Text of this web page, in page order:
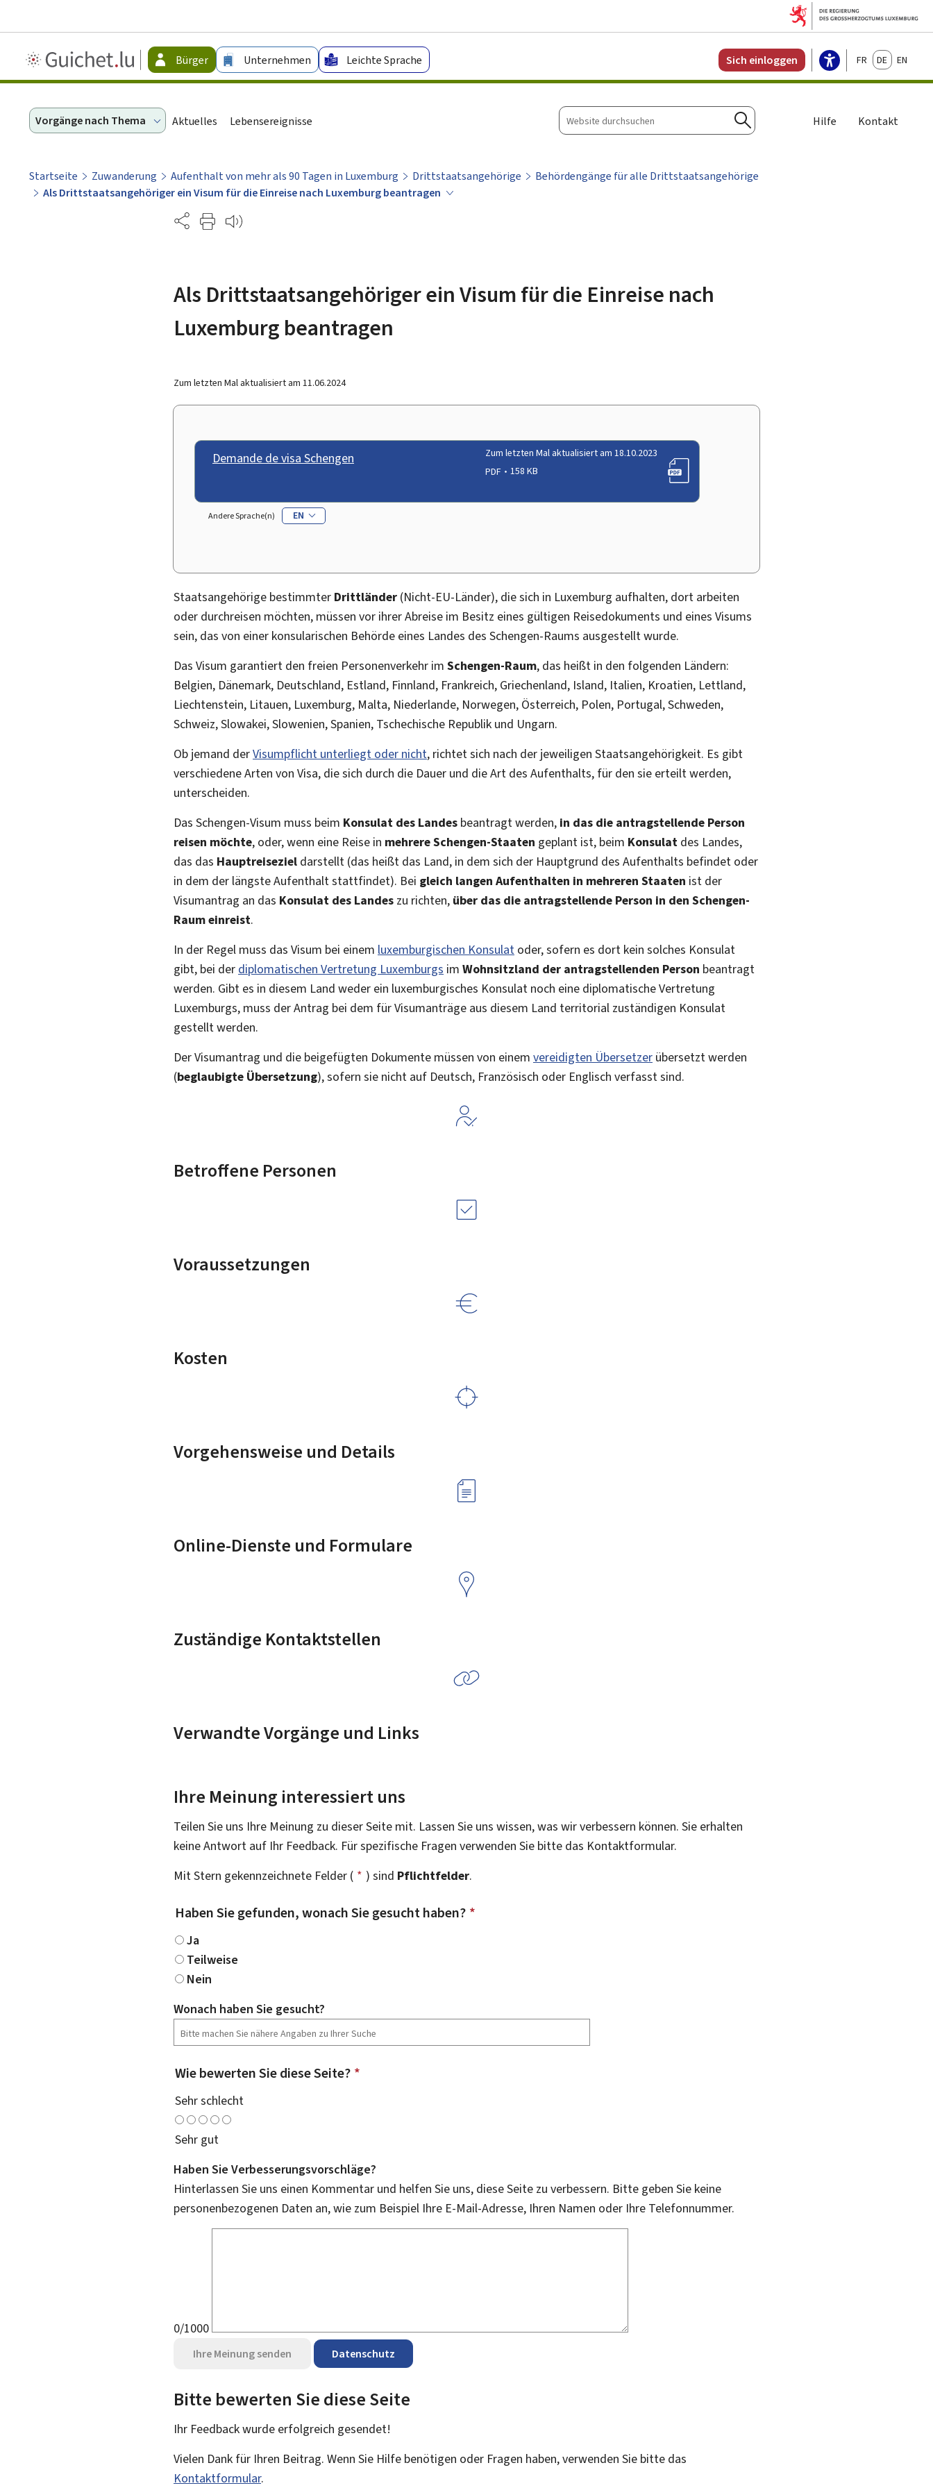
Guichet.lu
-
Bürger Unternehmen Leichte Sprache Sich einloggen FrançaisDeutschEnglish
Vorgänge nach Thema Aktuelles Lebensereignisse
Website
durchsuchen
Suchen
Hilfe Kontakt
Startseite Zuwanderung Aufenthalt von mehr als 90 Tagen in Luxemburg Drittstaatsangehörige
Behördengänge für alle Drittstaatsangehörige
Als Drittstaatsangehöriger ein Visum für die Einreise nach Luxemburg beantragen
Partage
Als Drittstaatsangehöriger ein Visum für die Einreise nach
Luxemburg beantragen
Zum letzten Mal aktualisiert am 11.06.2024
Demande de visa Schengen
Zum letzten Mal aktualisiert am 18.10.2023
PDF
158 KB
Andere Sprache(n) EN
Staatsangehörige bestimmter Drittländer (Nicht-EU-Länder), die sich in Luxemburg aufhalten, dort arbeiten
oder durchreisen möchten, müssen vor ihrer Abreise im Besitz eines gültigen Reisedokuments und eines Visums
sein, das von einer konsularischen Behörde eines Landes des Schengen-Raums ausgestellt wurde.
Das Visum garantiert den freien Personenverkehr im Schengen-Raum, das heißt in den folgenden Ländern:
Belgien, Dänemark, Deutschland, Estland, Finnland, Frankreich, Griechenland, Island, Italien, Kroatien, Lettland,
Liechtenstein, Litauen, Luxemburg, Malta, Niederlande, Norwegen, Österreich, Polen, Portugal, Schweden,
Schweiz, Slowakei, Slowenien, Spanien, Tschechische Republik und Ungarn.
Ob jemand derVisumpflicht unterliegt oder nicht, richtet sich nach der jeweiligen Staatsangehörigkeit. Es gibt
verschiedene Arten von Visa, die sich durch die Dauer und die Art des Aufenthalts, für den sie erteilt werden,
unterscheiden.
Das Schengen-Visum muss beim Konsulat des Landes beantragt werden, in das die antragstellende Person
reisen möchte, oder, wenn eine Reise in mehrere Schengen-Staaten geplant ist, beim Konsulat des Landes,
das das Hauptreiseziel darstellt (das heißt das Land, in dem sich der Hauptgrund des Aufenthalts befindet oder
in dem der längste Aufenthalt stattfindet). Bei gleich langen Aufenthalten in mehreren Staaten ist der
Visumantrag an das Konsulat des Landes zu richten, über das die antragstellende Person in den Schengen-
Raum einreist.
In der Regel muss das Visum bei einem luxemburgischen Konsulat oder, sofern es dort kein solches Konsulat
gibt, bei der diplomatischen Vertretung Luxemburgs im Wohnsitzland der antragstellenden Person beantragt
werden. Gibt es in diesem Land weder ein luxemburgisches Konsulat noch eine diplomatische Vertretung
Luxemburgs, muss der Antrag bei dem für Visumanträge aus diesem Land territorial zuständigen Konsulat
gestellt werden.
Der Visumantrag und die beigefügten Dokumente müssen von einem vereidigten Übersetzer übersetzt werden
(beglaubigte Übersetzung), sofern sie nicht auf Deutsch, Französisch oder Englisch verfasst sind.
Betroffene Personen
Voraussetzungen
Kosten
Vorgehensweise und Details
Online-Dienste und Formulare
Zuständige Kontaktstellen
Verwandte Vorgänge und Links
Ihre Meinung interessiert uns
Teilen Sie uns Ihre Meinung zu dieser Seite mit. Lassen Sie uns wissen, was wir verbessern können. Sie erhalten
keine Antwort auf Ihr Feedback. Für spezifische Fragen verwenden Sie bitte das Kontaktformular.
Mit Stern gekennzeichnete Felder ( * ) sind Pflichtfelder.
Haben Sie gefunden, wonach Sie gesucht haben? *
Ja
Teilweise
Nein
Wonach haben Sie gesucht?
Wie bewerten Sie diese Seite? *
Sehr schlecht
Sehr gut
Haben Sie Verbesserungsvorschläge?
Hinterlassen Sie uns einen Kommentar und helfen Sie uns, diese Seite zu verbessern. Bitte geben Sie keine
personenbezogenen Daten an, wie zum Beispiel Ihre E-Mail-Adresse, Ihren Namen oder Ihre Telefonnummer.
0/1000
Ihre Meinung senden Datenschutz
Bitte bewerten Sie diese Seite
Ihr Feedback wurde erfolgreich gesendet!
Vielen Dank für Ihren Beitrag. Wenn Sie Hilfe benötigen oder Fragen haben, verwenden Sie bitte das
Kontaktformular.